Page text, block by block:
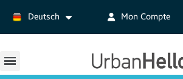
Deutsch Mon Compte